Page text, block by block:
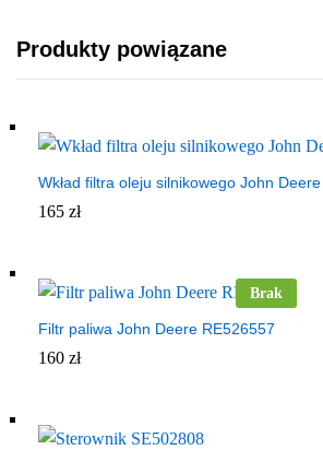
Produkty powiązane
Wkład filtra oleju silnikowego John
165 zł
Brak
Filtr paliwa John Deere RE526557
160 zł